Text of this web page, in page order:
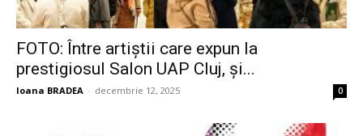
FOTO: Între artiștii care expun la
prestigiosul Salon UAP Cluj, și...
Ioana BRADEA - decembrie 12, 2025 0